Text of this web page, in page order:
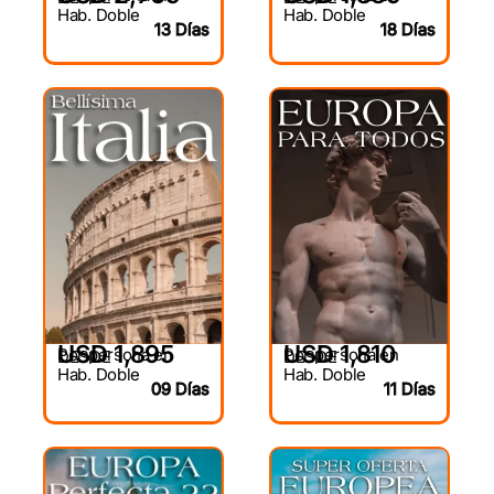
Hab. Doble
13 Días
Hab. Doble
18 Días
DESDE
USD 1,895
Por persona en
Hab. Doble
09 Días
DESDE
USD 1,810
Por persona en
Hab. Doble
11 Días